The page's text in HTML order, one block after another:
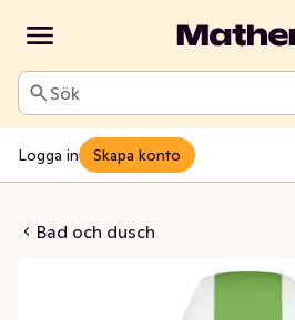
Sök
Logga in Skapa konto
Bad och dusch
Duschgel